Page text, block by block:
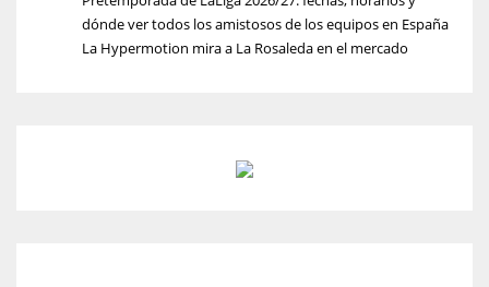
dónde ver todos los amistosos de los equipos en España
La Hypermotion mira a La Rosaleda en el mercado